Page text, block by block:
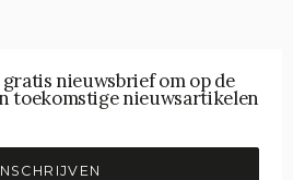
nieuwsbrief om op de
toekomstige nieuwsartikelen